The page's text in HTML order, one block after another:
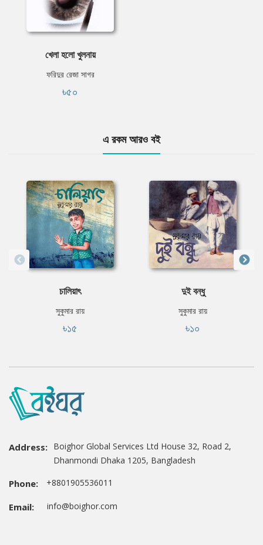
খেলা হলো খুলনায়
ফরিদুর রেজা সাগর
৳৫০
এ রকম আরও বই
চালিয়াৎ
সুকুমার রায়
৳১৫
দুই বন্ধু
সুকুমার রায়
৳১০
Address: Boighor Global Services Ltd House 32, Road 2,
Dhanmondi Dhaka 1205, Bangladesh
Phone: +8801905536011
Email: info@boighor.com